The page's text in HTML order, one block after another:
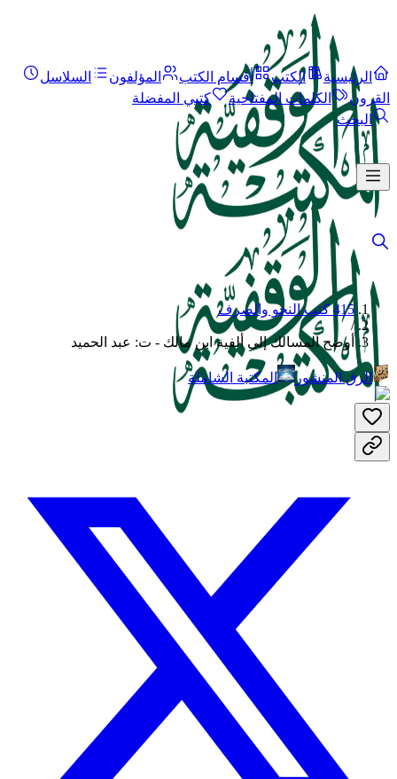
الرئيسية الكتب أقسام الكتب المؤلفون
السلاسل
القرون
الكلمات المفتاحية
كتبي المفضلة
البحث
415 كتب النحو والصرف
/
أوضح المسالك إلى ألفية ابن مالك - ت: عبد الحميد
الرق المنشور المكتبة الشاملة